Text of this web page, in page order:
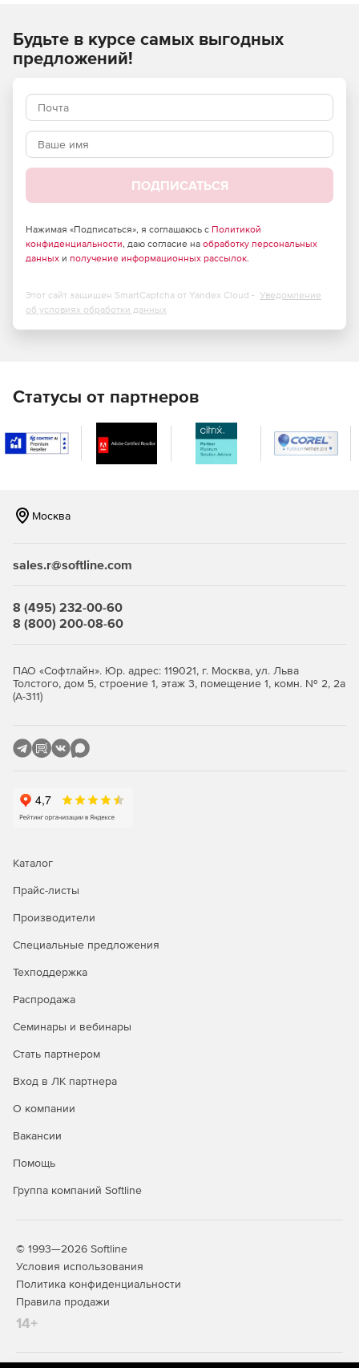
Будьте в курсе самых выгодных
предложений!
ПОДПИСАТЬСЯ
Нажимая «Подписаться», я соглашаюсь с Политикой
конфиденциальности, даю согласие на обработку персональных
данных и получение информационных рассылок.
Этот сайт защищен SmartCaptcha от Yandex Cloud - Уведомление
об условиях обработки данных
Статусы от партнеров
Москва
sales.r@softline.com
8 (495) 232-00-60
8 (800) 200-08-60
ПАО «Софтлайн». Юр. адрес: 119021, г. Москва, ул. Льва
Толстого, дом 5, строение 1, этаж 3, помещение 1, комн. № 2, 2а
(А-311)
Каталог
Прайс-листы
Производители
Специальные предложения
Техподдержка
Распродажа
Семинары и вебинары
Стать партнером
Вход в ЛК партнера
О компании
Вакансии
Помощь
Группа компаний Softline
© 1993—2026 Softline
Условия использования
Политика конфиденциальности
Правила продажи
14+